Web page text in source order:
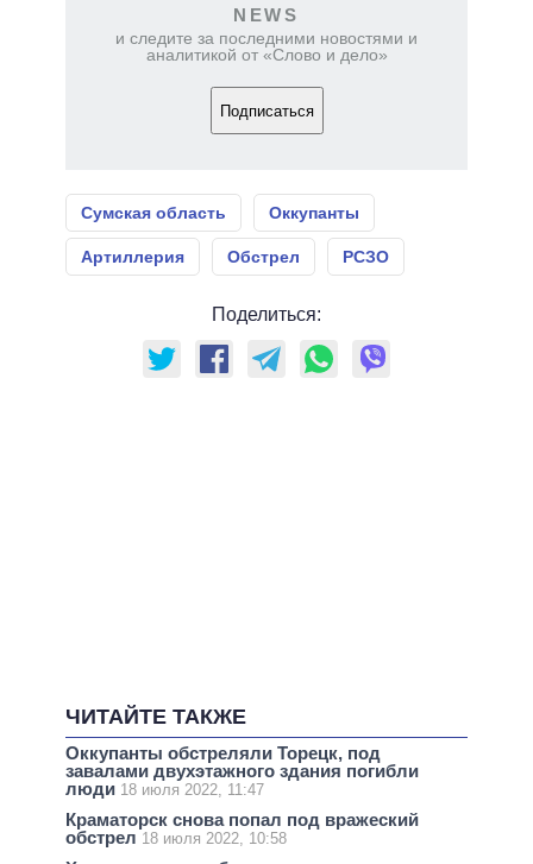
NEWS
и следите за последними новостями и
аналитикой от «Слово и дело»
Подписаться
Сумская область Оккупанты
Артиллерия Обстрел РСЗО
Поделиться:
ЧИТАЙТЕ ТАКЖЕ
Оккупанты обстреляли Торецк, под
завалами двухэтажного здания погибли
люди 18 июля 2022, 11:47
Краматорск снова попал под вражеский
обстрел 18 июля 2022, 10:58